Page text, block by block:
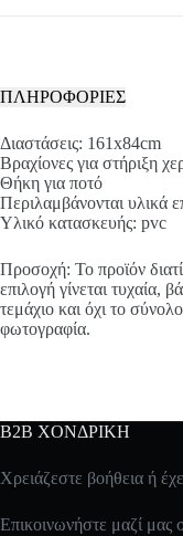
ΠΛΗΡΟΦΟΡΙΕΣ
Διαστάσεις: 161x84cm
Βραχίονες για στήριξη
Θήκη για ποτό
Περιλαμβάνονται υλικά
Υλικό κατασκευής: pvc
Προσοχή: Το προϊόν
επιλογή γίνεται τυχαία,
τεμάχιο και όχι το
φωτογραφία.
B2B ΧΟΝΔΡΙΚΗ
Χρειάζεστε βοήθεια ή
Επικοινωνήστε μαζί μας